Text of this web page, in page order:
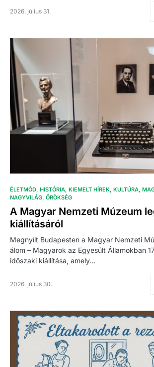
2026. július 31.
ÉLETMÓD HISTÓRIA KIEMELT HÍREK KULTÚRA
NAGYVILÁG ÖRÖKSÉG
A Magyar Nemzeti Múzeum
kiállításáról
Megnyílt Budapesten a Magyar Nemzeti
álom – Magyarok az Egyesült Államokban
időszaki kiállítása, amely…
2026. július 30.